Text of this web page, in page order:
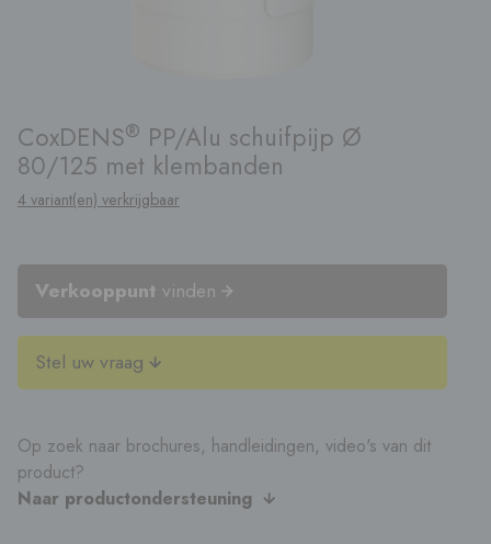
CoxDENS® PP/Alu schuifpijp Ø
80/125 met klembanden
4 variant(en) verkrijgbaar
Verkooppunt vinden
Stel uw vraag
Op zoek naar brochures, handleidingen, video's van dit
product?
Naar productondersteuning